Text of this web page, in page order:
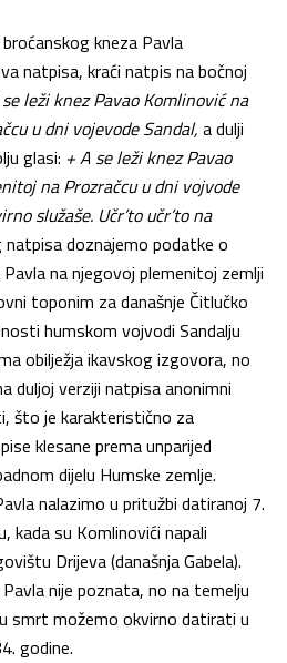
kneza Pavla
natpisa, kraći natpis na bočnoj
leži knez Pavao Komlinović na
u dni vojevode Sandal, a dulji
glasi: + A se leži knez Pavao
na Prozračcu u dni vojvode
služaše. Učr’to učr’to na
natpisa doznajemo podatke o
na njegovoj plemenitoj zemlji
toponim za današnje Čitlučko
humskom vojvodi Sandalju
obilježja ikavskog izgovora, no
duljoj verziji natpisa anonimni
što je karakteristično za
klesane prema unparijed
dijelu Humske zemlje.
nalazimo u pritužbi datiranoj 7.
kada su Komlinovići napali
Drijeva (današnja Gabela).
nije poznata, no na temelju
smrt možemo okvirno datirati u
godine.